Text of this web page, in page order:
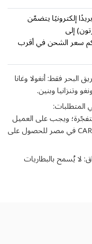
إلكترونيًا يتضمّن
إلى
سعر الشحن في أقرب
البحر فقط: أنغولا وغانا
وتنزانيا وبنين.
المتطلبات:
ويجب على العميل
تسجيل حساب على منصة الجمارك CARGO X في مصر للحصول على
لا يُسمح بالبطاريات